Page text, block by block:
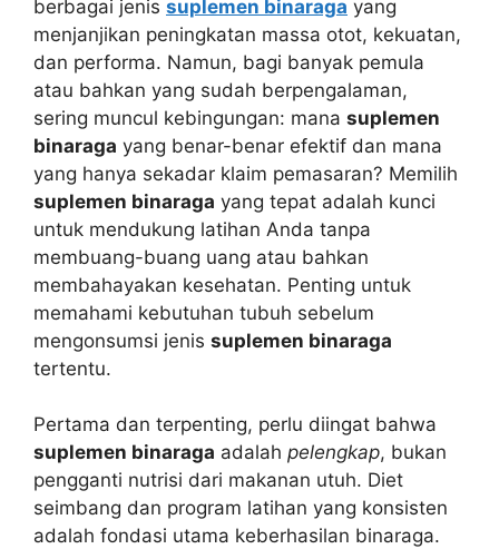
berbagai jenis suplemen binaraga yang
menjanjikan peningkatan massa otot, kekuatan,
dan performa. Namun, bagi banyak pemula
atau bahkan yang sudah berpengalaman,
sering muncul kebingungan: mana suplemen
binaraga yang benar-benar efektif dan mana
yang hanya sekadar klaim pemasaran? Memilih
suplemen binaraga yang tepat adalah kunci
untuk mendukung latihan Anda tanpa
membuang-buang uang atau bahkan
membahayakan kesehatan. Penting untuk
memahami kebutuhan tubuh sebelum
mengonsumsi jenis suplemen binaraga
tertentu.
Pertama dan terpenting, perlu diingat bahwa
suplemen binaraga adalah pelengkap, bukan
pengganti nutrisi dari makanan utuh. Diet
seimbang dan program latihan yang konsisten
adalah fondasi utama keberhasilan binaraga.